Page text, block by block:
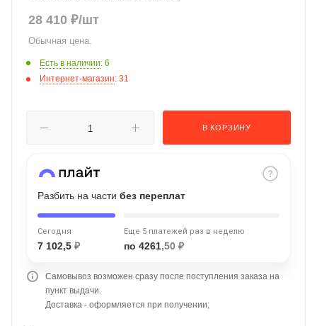
28 410 ₽/шт
Обычная цена.
Есть в наличии: 6
Интернет-магазин: 31
В КОРЗИНУ
Разбить на части без переплат
Сегодня
7 102,5 ₽
Еще 5 платежей раз в неделю
по 4261,50 ₽
Самовывоз возможен сразу после поступления заказа на
пункт выдачи.
Доставка - оформляется при получении;
об оплате Плайтом
недели
Остались вопросы?
8 800 302-02-51